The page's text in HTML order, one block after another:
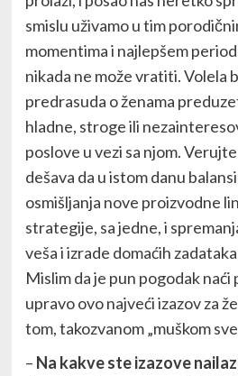
smislu uživamo u tim
momentima i najlepšem
nikada ne može vratiti. Volela
predrasuda o ženama
hladne, stroge ili
poslove u vezi sa njom.
dešava da u istom danu
osmišljanja nove proizvodne
strategije, sa jedne, i
veša i izrade domaćih
Mislim da je pun pogodak naći
upravo ovo najveći izazov za
tom, takozvanom „muškom
– Na kakve ste izazove